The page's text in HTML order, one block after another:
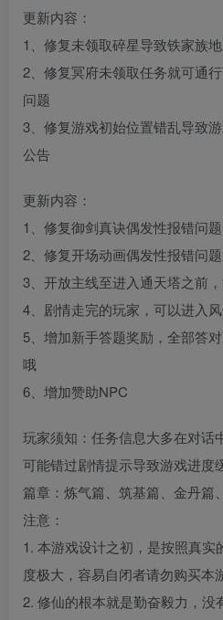
更新内容：
1、修复未领取碎星导致铁家族
2、修复冥府未领取任务就可通
问题
3、修复游戏初始位置错乱导致
公告
更新内容：
1、修复御剑真诀偶发性报错问题
2、修复开场动画偶发性报错问题
3、开放主线至进入通天塔之前
4、剧情走完的玩家，可以进入
5、增加新手答题奖励，全部答
哦
6、增加赞助NPC
玩家须知：任务信息大多在对话
可能错过剧情提示导致游戏进度
篇章：炼气篇、筑基篇、金丹篇
注意：
1. 本游戏设计之初，是按照真
度极大，容易自闭者请勿购买本
2. 修仙的根本就是勤奋毅力，没